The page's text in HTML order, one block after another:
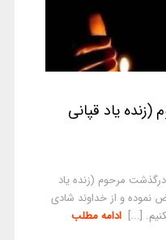
یاد قپانی
مرحوم (زنده یاد
و از خداوند شادی
[...] ادامه مطلب